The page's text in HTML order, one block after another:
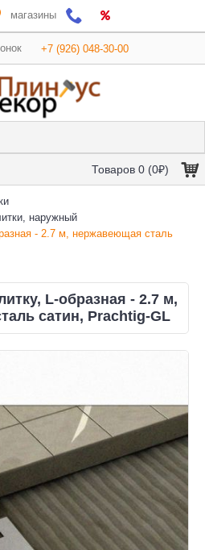
магазины
+7 (926) 048-30-00
Товаров 0 (0₽)
наружный
- 2.7 м, нержавеющая сталь
L-образная - 2.7 м,
сатин, Prachtig-GL